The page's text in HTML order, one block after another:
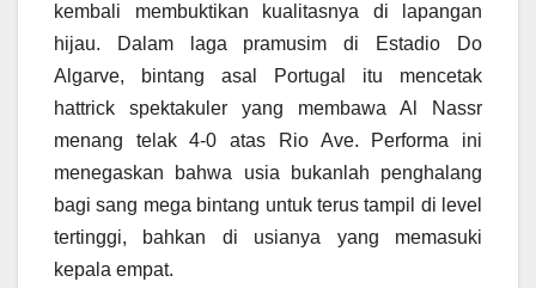
kembali membuktikan kualitasnya di lapangan
hijau. Dalam laga pramusim di Estadio Do
Algarve, bintang asal Portugal itu mencetak
hattrick spektakuler yang membawa Al Nassr
menang telak 4-0 atas Rio Ave. Performa ini
menegaskan bahwa usia bukanlah penghalang
bagi sang mega bintang untuk terus tampil di level
tertinggi, bahkan di usianya yang memasuki
kepala empat.